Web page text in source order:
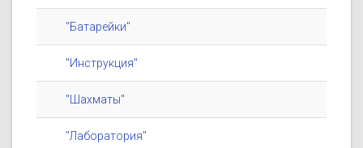
"Батарейки"
"Инструкция"
"Шахматы"
"Лаборатория"